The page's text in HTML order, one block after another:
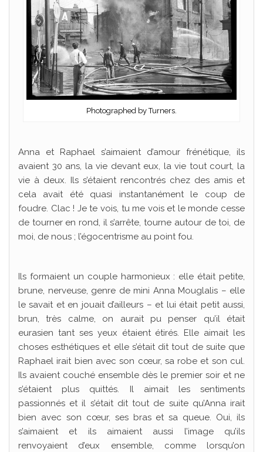
Photographed by Turners.
Anna et Raphael s’aimaient d’amour frénétique, ils
avaient 30 ans, la vie devant eux, la vie tout court, la
vie à deux. Ils s’étaient rencontrés chez des amis et
cela avait été quasi instantanément le coup de
foudre. Clac ! Je te vois, tu me vois et le monde cesse
de tourner en rond, il s’arrête, tourne autour de toi, de
moi, de nous ; l’égocentrisme au point fou.
Ils formaient un couple harmonieux : elle était petite,
brune, nerveuse, genre de mini Anna Mouglalis – elle
le savait et en jouait d’ailleurs – et lui était petit aussi,
brun, très calme, on aurait pu penser qu’il était
eurasien tant ses yeux étaient étirés. Elle aimait les
choses esthétiques et elle s’était dit tout de suite que
Raphael irait bien avec son cœur, sa robe et son cul.
Ils avaient couché ensemble dès le premier soir et ne
s’étaient plus quittés. Il aimait les sentiments
passionnés et il s’était dit tout de suite qu’Anna irait
bien avec son cœur, ses bras et sa queue. Oui, ils
s’aimaient et ils aimaient aussi l’image qu’ils
renvoyaient d’eux ensemble, comme lorsqu’on